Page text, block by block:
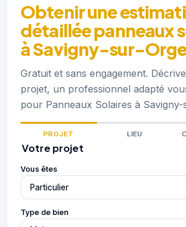
Obtenir une
détaillée panneaux
à Savigny-sur-
Gratuit et sans engagement.
projet, un professionnel adapté
pour Panneaux Solaires à Savigny-
PROJET LIEU
Votre projet
Vous êtes
Type de bien